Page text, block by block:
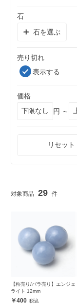
石
石を選ぶ
売り切れ
表示する
価格
円 ～
リセット
29
【粒売り/バラ売り】エンジェ
ライト 12mm
400